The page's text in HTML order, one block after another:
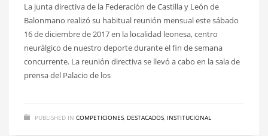
La junta directiva de la Federación de Castilla y León de
Balonmano realizó su habitual reunión mensual este sábado
16 de diciembre de 2017 en la localidad leonesa, centro
neurálgico de nuestro deporte durante el fin de semana
concurrente. La reunión directiva se llevó a cabo en la sala de
prensa del Palacio de los
PUBLISHED IN COMPETICIONES DESTACADOS INSTITUCIONAL